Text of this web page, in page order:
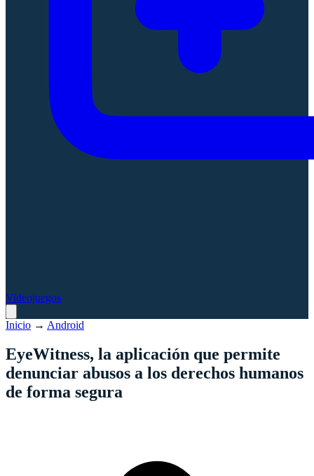
Videojuegos
Inicio → Android
EyeWitness, la aplicación que permite
denunciar abusos a los derechos humanos
de forma segura